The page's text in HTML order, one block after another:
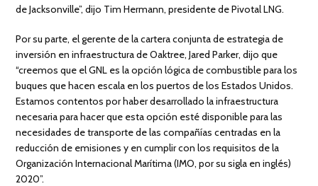
de Jacksonville”, dijo Tim Hermann, presidente de Pivotal LNG.
Por su parte, el gerente de la cartera conjunta de estrategia de
inversión en infraestructura de Oaktree, Jared Parker, dijo que
“creemos que el GNL es la opción lógica de combustible para los
buques que hacen escala en los puertos de los Estados Unidos.
Estamos contentos por haber desarrollado la infraestructura
necesaria para hacer que esta opción esté disponible para las
necesidades de transporte de las compañías centradas en la
reducción de emisiones y en cumplir con los requisitos de la
Organización Internacional Marítima (IMO, por su sigla en inglés)
2020”.